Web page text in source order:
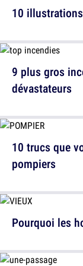
9 plus gros
dévastateurs
Pourquoi les
10
10 trucs que
pompiers